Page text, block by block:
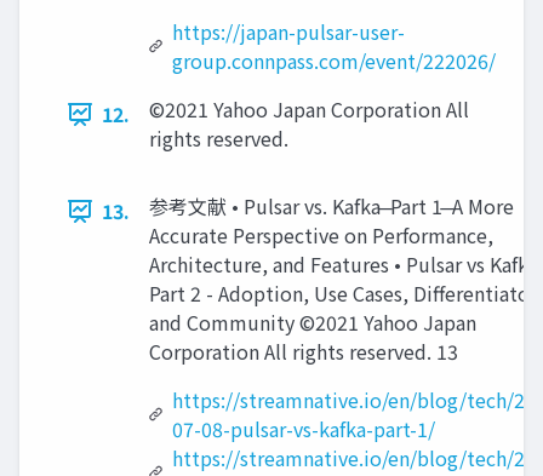
https://japan-pulsar-user-
group.connpass.com/event/222026/
12.
©2021 Yahoo Japan Corporation All
rights reserved.
13.
参考⽂献 • Pulsar vs. Kafka ̶ Part 1 ̶ A More
Accurate Perspective on Performance,
Architecture, and Features • Pulsar vs
Part 2 - Adoption, Use Cases,
and Community ©2021 Yahoo Japan
Corporation All rights reserved. 13
https://streamnative.io/en/blog/tech/
07-08-pulsar-vs-kafka-part-1/
https://streamnative.io/en/blog/tech/